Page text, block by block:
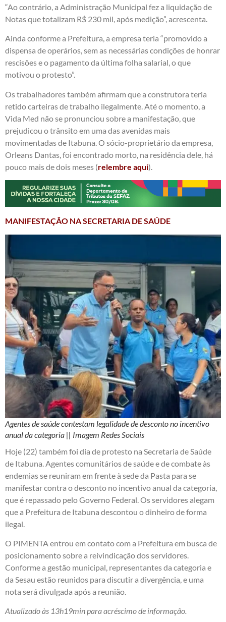
“Ao contrário, a Administração Municipal fez a liquidação de
Notas que totalizam R$ 230 mil, após medição”, acrescenta.
Ainda conforme a Prefeitura, a empresa teria “promovido a
dispensa de operários, sem as necessárias condições de honrar
rescisões e o pagamento da última folha salarial, o que
motivou o protesto”.
Os trabalhadores também afirmam que a construtora teria
retido carteiras de trabalho ilegalmente. Até o momento, a
Vida Med não se pronunciou sobre a manifestação, que
prejudicou o trânsito em uma das avenidas mais
movimentadas de Itabuna. O sócio-proprietário da empresa,
Orleans Dantas, foi encontrado morto, na residência dele, há
pouco mais de dois meses (relembre aqui).
MANIFESTAÇÃO NA SECRETARIA DE SAÚDE
Agentes de saúde contestam legalidade de desconto no incentivo
anual da categoria || Imagem Redes Sociais
Hoje (22) também foi dia de protesto na Secretaria de Saúde
de Itabuna. Agentes comunitários de saúde e de combate às
endemias se reuniram em frente à sede da Pasta para se
manifestar contra o desconto no incentivo anual da categoria,
que é repassado pelo Governo Federal. Os servidores alegam
que a Prefeitura de Itabuna descontou o dinheiro de forma
ilegal.
O PIMENTA entrou em contato com a Prefeitura em busca de
posicionamento sobre a reivindicação dos servidores.
Conforme a gestão municipal, representantes da categoria e
da Sesau estão reunidos para discutir a divergência, e uma
nota será divulgada após a reunião.
Atualizado às 13h19min para acréscimo de informação.